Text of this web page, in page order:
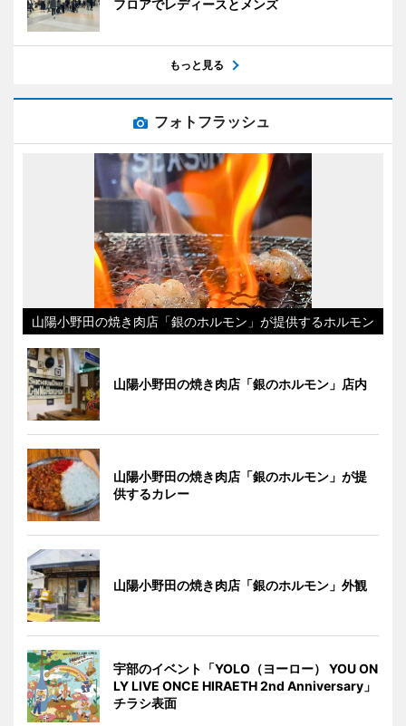
フロアでレディースとメンズ
もっと見る
フォトフラッシュ
山陽小野田の焼き肉店「銀のホルモン」が提供するホルモン
山陽小野田の焼き肉店「銀のホルモン」店内
山陽小野田の焼き肉店「銀のホルモン」が提
供するカレー
山陽小野田の焼き肉店「銀のホルモン」外観
宇部のイベント「YOLO（ヨーロー） YOU ON
LY LIVE ONCE HIRAETH 2nd Anniversary」
チラシ表面